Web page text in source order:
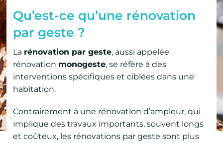
Qu’est-ce qu’une rénovation
par geste ?
La rénovation par geste, aussi appelée
rénovation monogeste, se réfère à des
interventions spécifiques et ciblées dans une
habitation.
Contrairement à une rénovation d’ampleur, qui
implique des travaux importants, souvent longs
et coûteux, les rénovations par geste sont plus